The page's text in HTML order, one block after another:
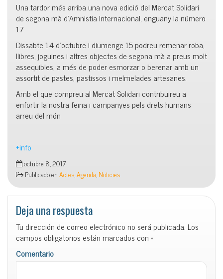
Una tardor més arriba una nova edició del Mercat Solidari
de segona mà d’Amnistia Internacional, enguany la número
17.
Dissabte 14 d’octubre i diumenge 15 podreu remenar roba,
llibres, joguines i altres objectes de segona mà a preus molt
assequibles, a més de poder esmorzar o berenar amb un
assortit de pastes, pastissos i melmelades artesanes.
Amb el que compreu al Mercat Solidari contribuireu a
enfortir la nostra feina i campanyes pels drets humans
arreu del món
+info
octubre 8, 2017
Publicado enActes,Agenda,Noticies
Deja una respuesta
Tu dirección de correo electrónico no será publicada. Los
campos obligatorios están marcados con*
Comentario